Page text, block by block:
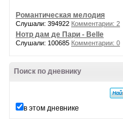
Романтическая мелодия
Слушали: 394922 Комментарии: 2
Нотр дам де Пари - Belle
Слушали: 100685 Комментарии: 0
Поиск по дневнику
в этом дневнике